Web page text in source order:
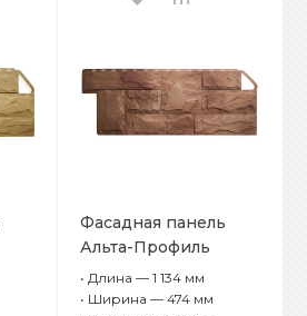
Фасадная панель
Альта-Профиль
Гранит
Пиренейский
• Длина — 1 134 мм
• Ширина — 474 мм